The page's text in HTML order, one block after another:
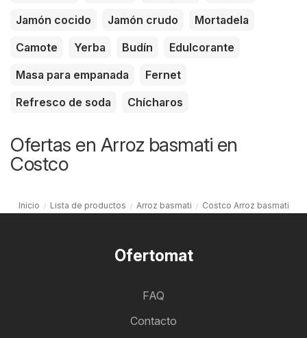
Jamón cocido
Jamón crudo
Mortadela
Camote
Yerba Budín
Edulcorante
Masa para empanada
Fernet
Refresco de soda
Chícharos
Ofertas en Arroz basmati en
Costco
Inicio Lista de productos Arroz basmati Costco Arroz basmati
Ofertomat
FAQ
Contacto